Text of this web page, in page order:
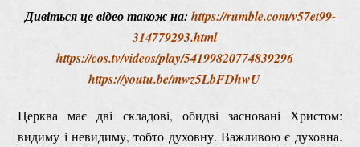
Дивіться це відео також на: https://rumble.com/v57et99-
314779293.html
https://cos.tv/videos/play/54199820774839296
https://youtu.be/mwz5LbFDhwU
Церква має дві складові, обидві засновані Христом:
видиму і невидиму, тобто духовну. Важливою є духовна.